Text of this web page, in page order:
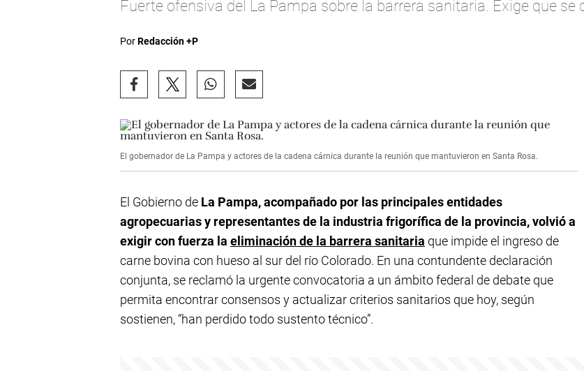
Fuerte ofensiva del La Pampa sobre la barrera sanitaria. Exige que se
PorRedacción +P
El gobernador de La Pampa y actores de la cadena cárnica durante la reunión que mantuvieron en Santa Rosa.
El Gobierno de La Pampa, acompañado por las principales entidades
agropecuarias y representantes de la industria frigorífica de la provincia, volvió a
exigir con fuerza la eliminación de la barrera sanitaria que impide el ingreso de
carne bovina con hueso al sur del río Colorado. En una contundente declaración
conjunta, se reclamó la urgente convocatoria a un ámbito federal de debate que
permita encontrar consensos y actualizar criterios sanitarios que hoy, según
sostienen, “han perdido todo sustento técnico”.